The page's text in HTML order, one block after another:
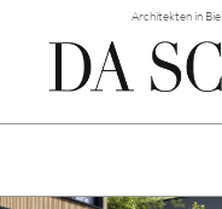
Architekten in